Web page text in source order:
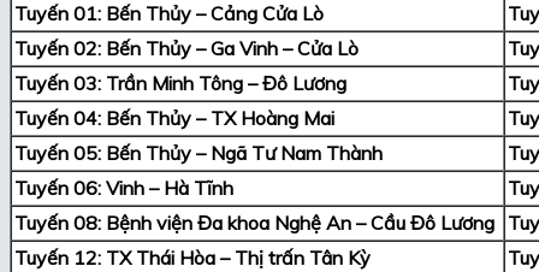
Tuyến 01: Bến Thủy – Cảng Cửa Lò
Tuyến 02: Bến Thủy – Ga Vinh – Cửa Lò
Tuyến 03: Trần Minh Tông – Đô Lương
Tuyến 04: Bến Thủy – TX Hoàng Mai
Tuyến 05: Bến Thủy – Ngã Tư Nam Thành
Tuyến 06: Vinh – Hà Tĩnh
Tuyến 08: Bệnh viện Đa khoa Nghệ An – Cầu Đô Lương
Tuyến 12: TX Thái Hòa – Thị trấn Tân Kỳ